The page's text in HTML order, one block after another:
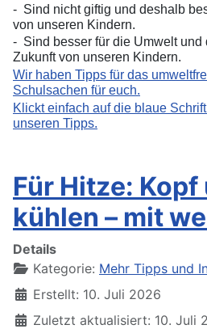
- Sind nicht giftig und deshalb
von unseren Kindern.
- Sind besser für die Umwelt
Zukunft von unseren Kindern.
Wir haben Tipps für das
Schulsachen für euch.
Klickt einfach auf die blaue
unseren Tipps.
Für Hitze:
kühlen – mit
Details
Kategorie: Mehr Tipps und
Erstellt: 10. Juli 2026
Zuletzt aktualisiert: 10. Juli